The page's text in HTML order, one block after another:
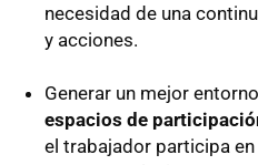
necesidad de una
y acciones.
Generar un mejor
espacios de
el trabajador participa